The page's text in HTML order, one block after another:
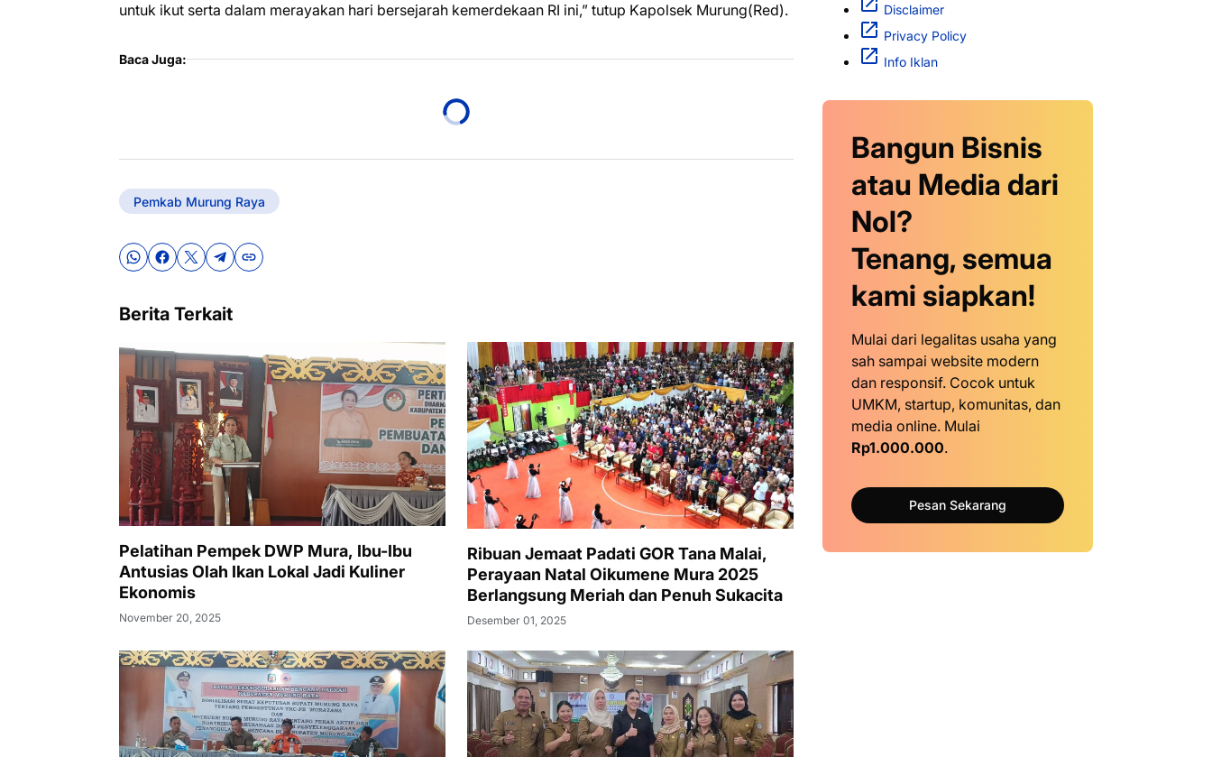
untuk ikut serta dalam merayakan hari bersejarah kemerdekaan RI ini,” tutup Kapolsek Murung(Red).
Baca Juga:
Pemkab Murung Raya
Berita Terkait
Pelatihan Pempek DWP Mura, Ibu-Ibu
Antusias Olah Ikan Lokal Jadi Kuliner
Ekonomis
November 20, 2025
Ribuan Jemaat Padati GOR Tana Malai,
Perayaan Natal Oikumene Mura 2025
Berlangsung Meriah dan Penuh Sukacita
Desember 01, 2025
Disclaimer
Privacy Policy
Info Iklan
Bangun Bisnis
atau Media dari
Nol?
Tenang, semua
kami siapkan!
Mulai dari legalitas usaha yang
sah sampai website modern
dan responsif. Cocok untuk
UMKM, startup, komunitas, dan
media online. Mulai
Rp1.000.000.
Pesan Sekarang